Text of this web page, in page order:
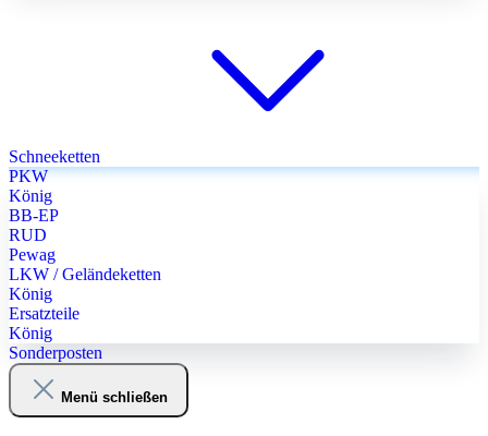
Schneeketten
PKW
König
BB-EP
RUD
Pewag
LKW / Geländeketten
König
Ersatzteile
König
Sonderposten
Menü schließen